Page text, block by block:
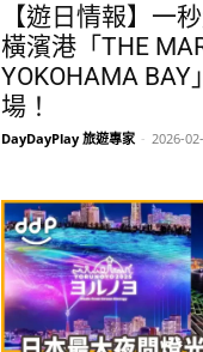
【遊日情報】一
橫濱港「THE
YOKOHAMA
場！
DayDayPlay 旅遊專家 - 2026-